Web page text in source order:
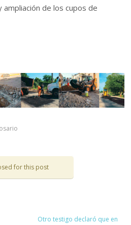
de los cupos de
for this post
Otro testigo declaró que en